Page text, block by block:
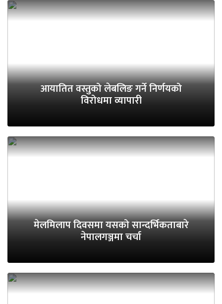
आयातित वस्तुको लेबलिङ गर्ने निर्णयको
विरोधमा व्यापारी
मेलमिलाप दिवसमा यसको सान्दर्भिकताबारे
नेपालगञ्जमा चर्चा